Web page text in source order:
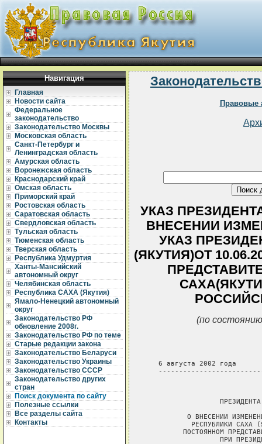
Навигация
Главная
Новости сайта
Федеральное
законодательство
Законодательство Москвы
Московская область
Санкт-Петербург и
Ленинградская область
Амурская область
Воронежская область
Краснодарский край
Омская область
Приморский край
Ростовская область
Саратовская область
Свердловская область
Тульская область
Тюменская область
Тверская область
Республика Удмуртия
Ханты-Мансийский
автономный округ
Челябинская область
Республика САХА (Якутия)
Ямало-Ненецкий автономный
округ
Законодательство РФ
обновление 2008г.
Законодательство РФ по теме
Старые редакции закона
Законодательство Беларуси
Законодательство Украины
Законодательство СССР
Законодательство других
стран
Поиск документа по сайту
Полезные ссылки
Все разделы сайта
Контакты
Правовые
УКАЗ ПРЕЗИДЕНТА
ВНЕСЕНИИ
УКАЗ
(ЯКУТИЯ)ОТ
(по
6 августа 2002 года
О ВНЕСЕНИИ
РЕСПУБЛИКИ САХА
ПОСТОЯННОМ
ПРИ